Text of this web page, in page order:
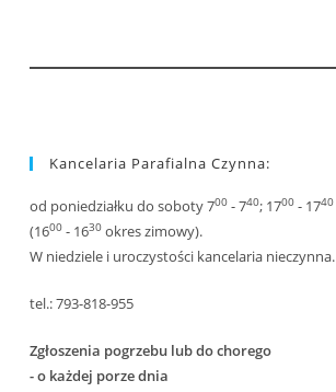
Kancelaria Parafialna Czynna:
od poniedziałku do soboty 700 - 740; 1700 - 1740
(1600 - 1630 okres zimowy).
W niedziele i uroczystości kancelaria nieczynna.
tel.: 793-818-955
Zgłoszenia pogrzebu lub do chorego
- o każdej porze dnia